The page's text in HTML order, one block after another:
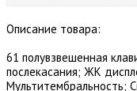
Описание товара:
61 полувзвешенная
послекасания; ЖК
Мультитембральность;